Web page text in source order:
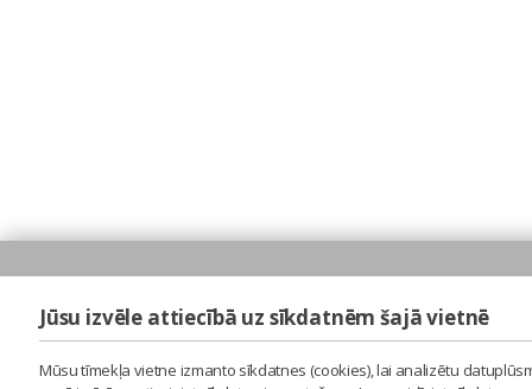
Jūsu izvēle attiecībā uz sīkdatnēm šajā vietnē
Mūsu tīmekļa vietne izmanto sīkdatnes (cookies), lai analizētu